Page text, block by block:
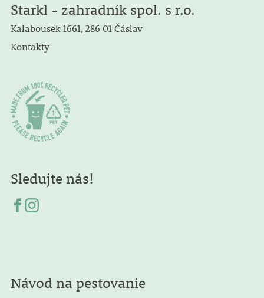
Starkl - zahradník spol. s r.o.
Kalabousek 1661, 286 01 Čáslav
Kontakty
Sledujte nás!
Návod na pestovanie